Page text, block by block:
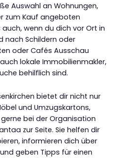
Auswahl an Wohnungen,
zum Kauf angeboten
wenn du dich vor Ort in
nach Schildern oder
oder Cafés Ausschau
lokale Immobilienmakler,
behilflich sind.
bietet dir nicht nur
und Umzugskartons,
bei der Organisation
zur Seite. Sie helfen dir
informieren dich über
geben Tipps für einen